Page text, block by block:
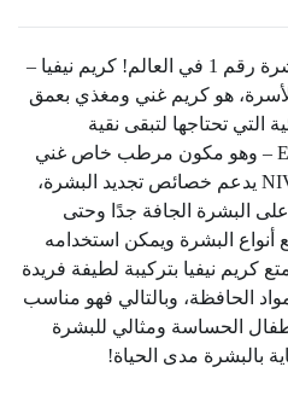
كريم نيڤيا هو كريم العناية بالبشرة رقم 1 في العالم! كريم نيفيا –
هو كريم غني ومغذي بعمق
التي تحتاجها لتبقى نقية
ومنتعشة وناعمة. غني بـ Eucerit – وهو مكون مرطب خاص غني
بالدهون والبانثينول، كريم NIVEA يدعم خصائص تجديد البشرة،
البشرة الجافة جدًا وحتى
البشرة ويمكن استخدامه
كريم نيفيا بتركيبة لطيفة فريدة
الحافظة، وبالتالي فهو مناسب
الحساسة ومثالي للبشرة
بالبشرة مدى الحياة!